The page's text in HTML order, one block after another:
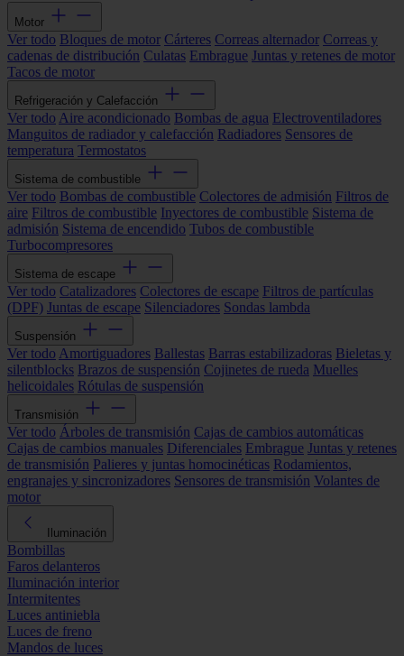
Motor
Ver todo Bloques de motor Cárteres Correas alternador Correas y
cadenas de distribución Culatas Embrague Juntas y retenes de motor
Tacos de motor
Refrigeración y Calefacción
Ver todo Aire acondicionado Bombas de agua Electroventiladores
Manguitos de radiador y calefacción Radiadores Sensores de
temperatura Termostatos
Sistema de combustible
Ver todo Bombas de combustible Colectores de admisión Filtros de
aire Filtros de combustible Inyectores de combustible Sistema de
admisión Sistema de encendido Tubos de combustible
Turbocompresores
Sistema de escape
Ver todo Catalizadores Colectores de escape Filtros de partículas
(DPF) Juntas de escape Silenciadores Sondas lambda
Suspensión
Ver todo Amortiguadores Ballestas Barras estabilizadoras Bieletas y
silentblocks Brazos de suspensión Cojinetes de rueda Muelles
helicoidales Rótulas de suspensión
Transmisión
Ver todo Árboles de transmisión Cajas de cambios automáticas
Cajas de cambios manuales Diferenciales Embrague Juntas y retenes
de transmisión Palieres y juntas homocinéticas Rodamientos,
engranajes y sincronizadores Sensores de transmisión Volantes de
motor
Iluminación
Bombillas
Faros delanteros
Iluminación interior
Intermitentes
Luces antiniebla
Luces de freno
Mandos de luces